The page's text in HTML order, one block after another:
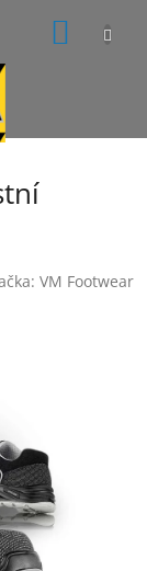
VM Footwear